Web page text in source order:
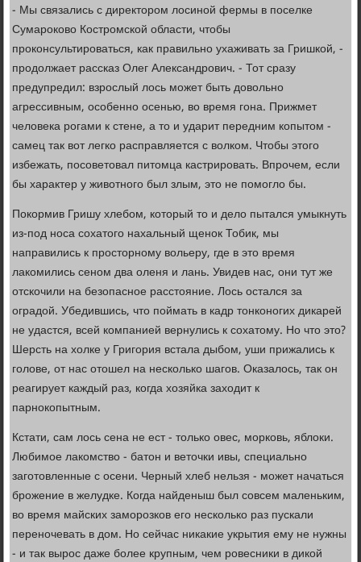
- Мы связались с директором лосиной фермы в поселке
Сумароково Костромской области, чтобы
проконсультироваться, как правильно ухаживать за Гришкой, -
продолжает рассказ Олег Александрович. - Тот сразу
предупредил: взрослый лось может быть довольно
агрессивным, особенно осенью, во время гона. Прижмет
человека рогами к стене, а то и ударит передним копытом -
самец так вот легко расправляется с волком. Чтобы этого
избежать, посоветовал питомца кастрировать. Впрочем, если
бы характер у животного был злым, это не помогло бы.
Покормив Гришу хлебом, который то и дело пытался умыкнуть
из-под носа сохатого нахальный щенок Тобик, мы
направились к просторному вольеру, где в это время
лакомились сеном два оленя и лань. Увидев нас, они тут же
отскочили на безопасное расстояние. Лось остался за
оградой. Убедившись, что поймать в кадр тонконогих дикарей
не удастся, всей компанией вернулись к сохатому. Но что это?
Шерсть на холке у Григория встала дыбом, уши прижались к
голове, от нас отошел на несколько шагов. Оказалось, так он
реагирует каждый раз, когда хозяйка заходит к
парнокопытным.
Кстати, сам лось сена не ест - только овес, морковь, яблоки.
Любимое лакомство - батон и веточки ивы, специально
заготовленные с осени. Черный хлеб нельзя - может начаться
брожение в желудке. Когда найденыш был совсем маленьким,
во время майских заморозков его несколько раз пускали
переночевать в дом. Но сейчас никакие укрытия ему не нужны
- и так вырос даже более крупным, чем ровесники в дикой